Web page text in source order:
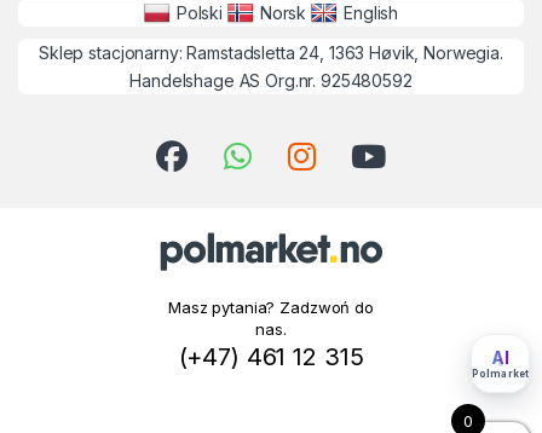
Polski Norsk
English
Sklep stacjonarny: Ramstadsletta 24, 1363 Høvik, Norwegia.
Handelshage AS Org.nr. 925480592
Masz pytania? Zadzwoń do
nas.
(+47) 461 12 315
0
AI
Polmarket